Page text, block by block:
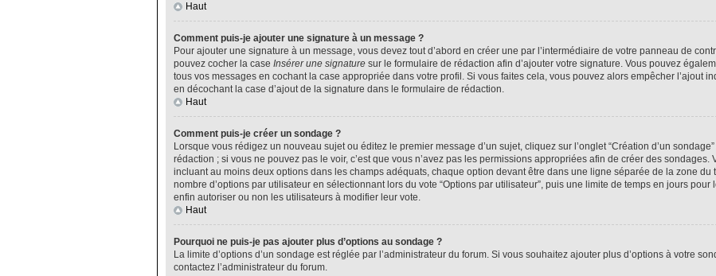
Haut
Comment puis-je ajouter une signature à un message ?
Pour ajouter une signature à un message, vous devez tout d’abord en créer une par l’intermédiaire de votre panneau de
pouvez cocher la case Insérer une signature sur le formulaire de rédaction afin d’ajouter votre signature. Vous pouvez
tous vos messages en cochant la case appropriée dans votre profil. Si vous faites cela, vous pouvez alors empêcher l’ajout
en décochant la case d’ajout de la signature dans le formulaire de rédaction.
Haut
Comment puis-je créer un sondage ?
Lorsque vous rédigez un nouveau sujet ou éditez le premier message d’un sujet, cliquez sur l’onglet “Création d’un
rédaction ; si vous ne pouvez pas le voir, c’est que vous n’avez pas les permissions appropriées afin de créer des sondages.
incluant au moins deux options dans les champs adéquats, chaque option devant être dans une ligne séparée de la zone du
nombre d’options par utilisateur en sélectionnant lors du vote “Options par utilisateur”, puis une limite de temps en jours pour
enfin autoriser ou non les utilisateurs à modifier leur vote.
Haut
Pourquoi ne puis-je pas ajouter plus d’options au sondage ?
La limite d’options d’un sondage est réglée par l’administrateur du forum. Si vous souhaitez ajouter plus d’options à votre
contactez l’administrateur du forum.